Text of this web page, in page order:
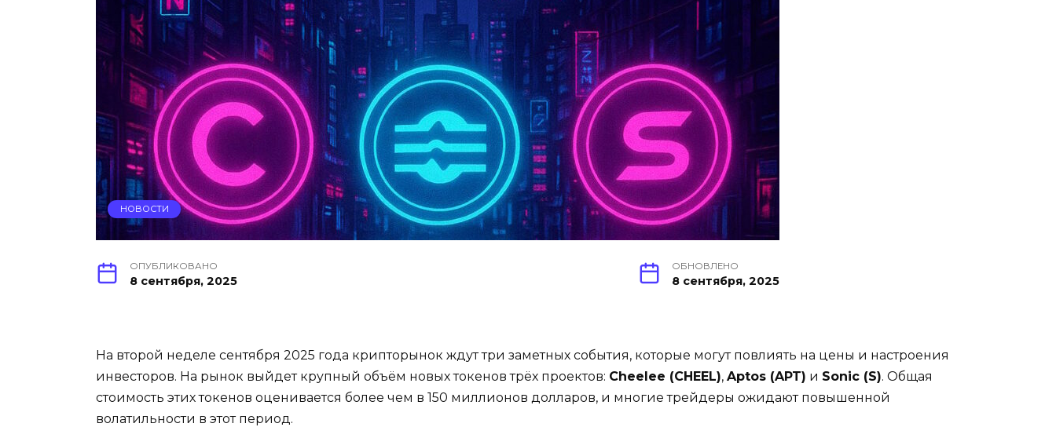
НОВОСТИ
ОПУБЛИКОВАНО
8 сентября, 2025
ОБНОВЛЕНО
8 сентября, 2025
На второй неделе сентября 2025 года крипторынок ждут три заметных события, которые могут повлиять на цены и настроения
инвесторов. На рынок выйдет крупный объём новых токенов трёх проектов: Cheelee (CHEEL), Aptos (APT) и Sonic (S). Общая
стоимость этих токенов оценивается более чем в 150 миллионов долларов, и многие трейдеры ожидают повышенной
волатильности в этот период.